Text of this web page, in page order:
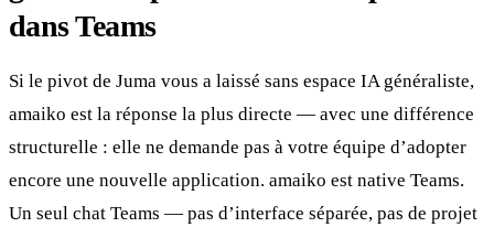
dans Teams
Si le pivot de Juma vous a laissé sans espace IA généraliste,
amaiko est la réponse la plus directe — avec une différence
structurelle : elle ne demande pas à votre équipe d’adopter
encore une nouvelle application. amaiko est native Teams.
Un seul chat Teams — pas d’interface séparée, pas de projet